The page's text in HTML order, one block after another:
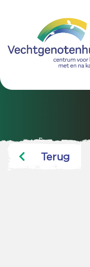
Terug